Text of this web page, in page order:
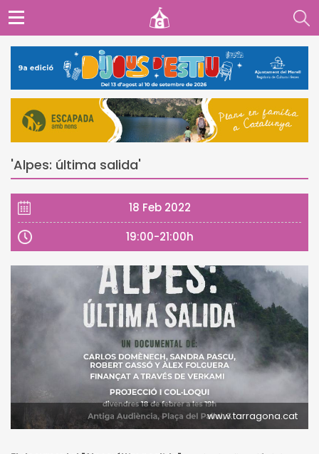
'Alpes: última salida'
18 Feb 2022
19:00-21:00h
www.tarragona.cat